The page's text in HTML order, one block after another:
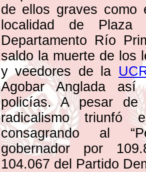
de ellos graves como
localidad de
Departamento Río
saldo la muerte de los
y veedores de la
Agobar Anglada así
policías. A pesar de
radicalismo triunfó
consagrando al
gobernador por
104.067 del Partido